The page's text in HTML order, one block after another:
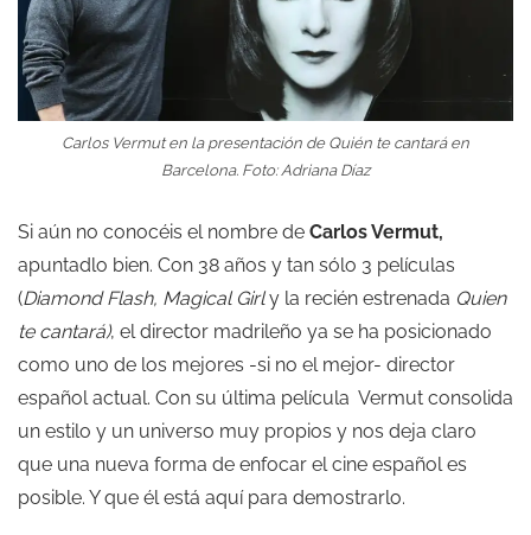
Carlos Vermut en la presentación deQuién te cantaráen
Barcelona. Foto: Adriana Díaz
Si aún no conocéis el nombre de Carlos Vermut,
apuntadlo bien. Con 38 años y tan sólo 3 películas
(Diamond Flash, Magical Girly la recién estrenada Quien
te cantará), el director madrileño ya se ha posicionado
como uno de los mejores -si no el mejor- director
español actual. Con su última película Vermut consolida
un estilo y un universo muy propios y nos deja claro
que una nueva forma de enfocar el cine español es
posible. Y que él está aquí para demostrarlo.